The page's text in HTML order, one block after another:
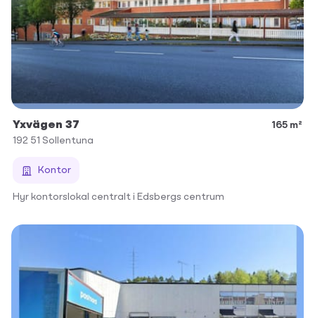
Yxvägen 37
165 m²
192 51 Sollentuna
Kontor
Hyr kontorslokal centralt i Edsbergs centrum